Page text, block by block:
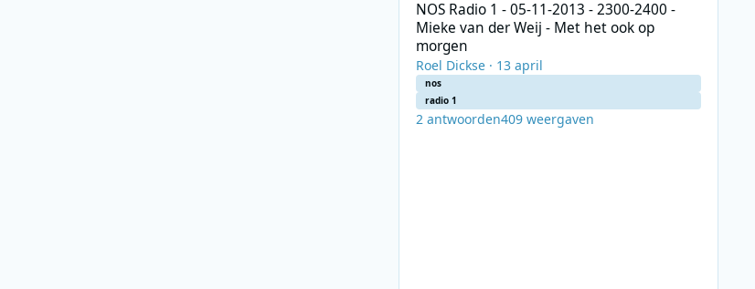
NOS Radio 1 - 05-11-2013 - 2300-2400 -
Mieke van der Weij - Met het ook op
morgen
Roel Dickse· 13 april
nos
radio 1
2 antwoorden409 weergaven